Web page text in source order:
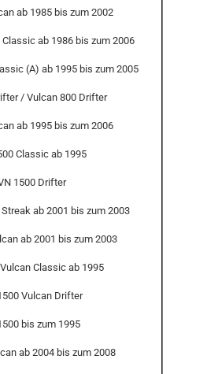
ab 1985 bis zum 2002
Classic ab 1986 bis zum 2006
(A) ab 1995 bis zum 2005
/ Vulcan 800 Drifter
ab 1995 bis zum 2006
Classic ab 1995
1500 Drifter
ab 2001 bis zum 2003
ab 2001 bis zum 2003
Classic ab 1995
Vulcan Drifter
bis zum 1995
ab 2004 bis zum 2008